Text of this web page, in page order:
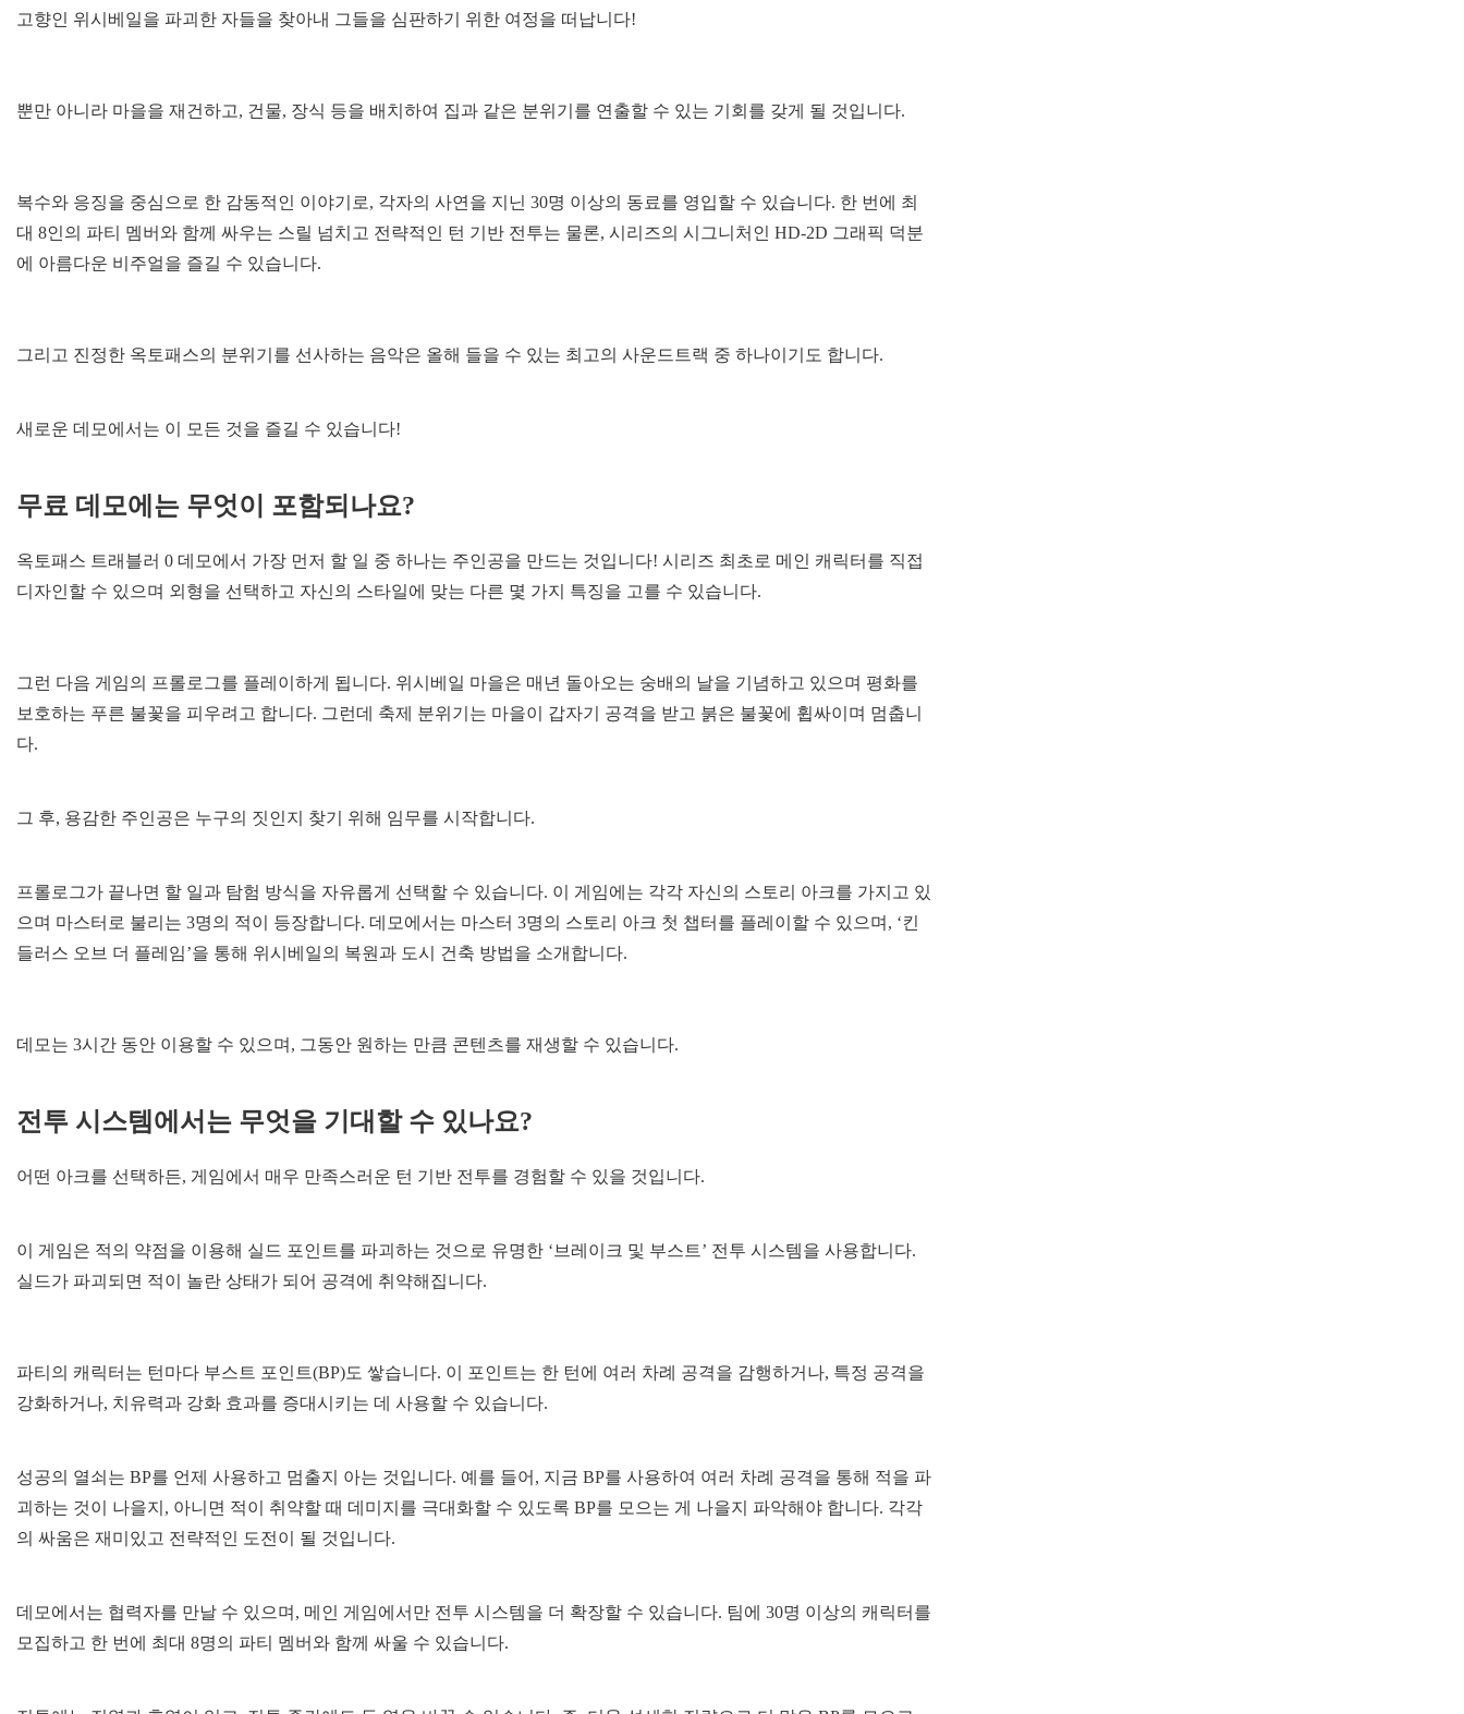
고향인 위시베일을 파괴한 자들을 찾아내 그들을 심판하기 위한 여정을 떠납니다!
뿐만 아니라 마을을 재건하고, 건물, 장식 등을 배치하여 집과 같은 분위기를 연출할 수 있는 기회를 갖게 될 것입니다.
복수와 응징을 중심으로 한 감동적인 이야기로, 각자의 사연을 지닌 30명 이상의 동료를 영입할 수 있습니다. 한 번에 최
대 8인의 파티 멤버와 함께 싸우는 스릴 넘치고 전략적인 턴 기반 전투는 물론, 시리즈의 시그니처인 HD-2D 그래픽 덕분
에 아름다운 비주얼을 즐길 수 있습니다.
그리고 진정한 옥토패스의 분위기를 선사하는 음악은 올해 들을 수 있는 최고의 사운드트랙 중 하나이기도 합니다.
새로운 데모에서는 이 모든 것을 즐길 수 있습니다!
무료 데모에는 무엇이 포함되나요?
옥토패스 트래블러 0 데모에서 가장 먼저 할 일 중 하나는 주인공을 만드는 것입니다! 시리즈 최초로 메인 캐릭터를 직접
디자인할 수 있으며 외형을 선택하고 자신의 스타일에 맞는 다른 몇 가지 특징을 고를 수 있습니다.
그런 다음 게임의 프롤로그를 플레이하게 됩니다. 위시베일 마을은 매년 돌아오는 숭배의 날을 기념하고 있으며 평화를
보호하는 푸른 불꽃을 피우려고 합니다. 그런데 축제 분위기는 마을이 갑자기 공격을 받고 붉은 불꽃에 휩싸이며 멈춥니
다.
그 후, 용감한 주인공은 누구의 짓인지 찾기 위해 임무를 시작합니다.
프롤로그가 끝나면 할 일과 탐험 방식을 자유롭게 선택할 수 있습니다. 이 게임에는 각각 자신의 스토리 아크를 가지고 있
으며 마스터로 불리는 3명의 적이 등장합니다. 데모에서는 마스터 3명의 스토리 아크 첫 챕터를 플레이할 수 있으며, ‘킨
들러스 오브 더 플레임’을 통해 위시베일의 복원과 도시 건축 방법을 소개합니다.
데모는 3시간 동안 이용할 수 있으며, 그동안 원하는 만큼 콘텐츠를 재생할 수 있습니다.
전투 시스템에서는 무엇을 기대할 수 있나요?
어떤 아크를 선택하든, 게임에서 매우 만족스러운 턴 기반 전투를 경험할 수 있을 것입니다.
이 게임은 적의 약점을 이용해 실드 포인트를 파괴하는 것으로 유명한 ‘브레이크 및 부스트’ 전투 시스템을 사용합니다.
실드가 파괴되면 적이 놀란 상태가 되어 공격에 취약해집니다.
파티의 캐릭터는 턴마다 부스트 포인트(BP)도 쌓습니다. 이 포인트는 한 턴에 여러 차례 공격을 감행하거나, 특정 공격을
강화하거나, 치유력과 강화 효과를 증대시키는 데 사용할 수 있습니다.
성공의 열쇠는 BP를 언제 사용하고 멈출지 아는 것입니다. 예를 들어, 지금 BP를 사용하여 여러 차례 공격을 통해 적을 파
괴하는 것이 나을지, 아니면 적이 취약할 때 데미지를 극대화할 수 있도록 BP를 모으는 게 나을지 파악해야 합니다. 각각
의 싸움은 재미있고 전략적인 도전이 될 것입니다.
데모에서는 협력자를 만날 수 있으며, 메인 게임에서만 전투 시스템을 더 확장할 수 있습니다. 팀에 30명 이상의 캐릭터를
모집하고 한 번에 최대 8명의 파티 멤버와 함께 싸울 수 있습니다.